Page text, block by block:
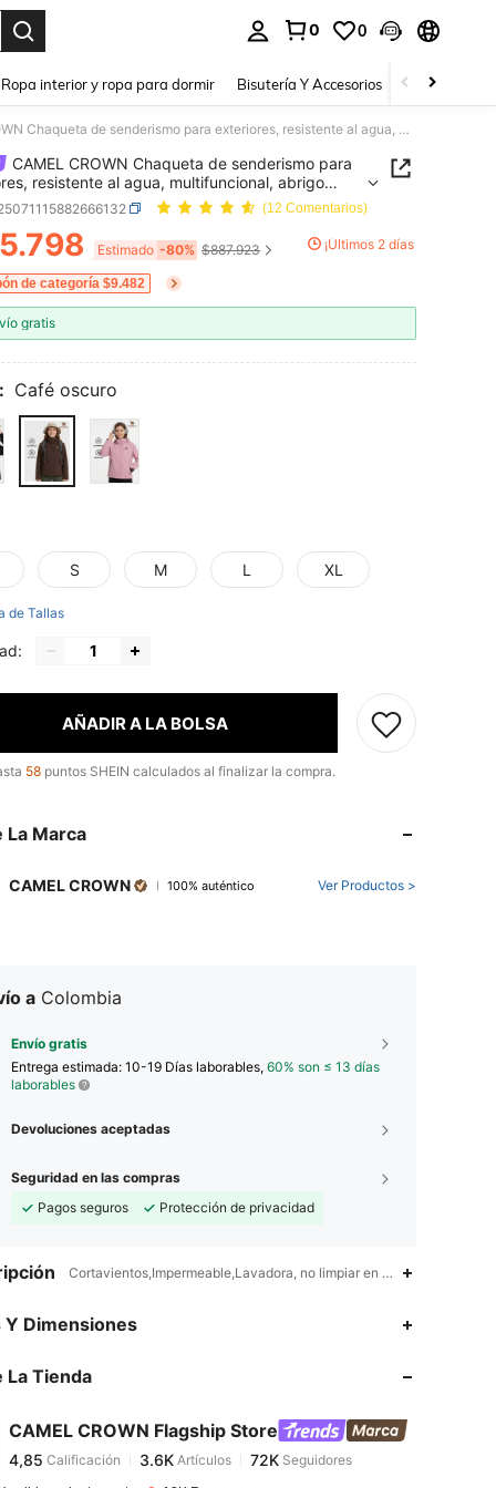
0 0
Ropa interior y ropa para dormir Bisutería Y Accesorios Zapatos
CAMEL CROWN Chaqueta de senderismo para exteriores, resistente al agua, multifuncional, abrigo casual para trabajo, otoño/invierno
CAMEL CROWN Chaqueta de senderismo para
resistente al agua, multifuncional, abrigo
trabajo, otoño/invierno
(12 Comentarios)
AND AVAILABILITY
Estimado -80% $887.923 ¡Últimos 2 días
de categoría $9.482
gratis
Café oscuro
S M L XL
de Tallas
AÑADIR A LA BOLSA
58 puntos SHEIN calculados al finalizar la compra.
La Marca
CAMEL CROWN 100% auténtico Ver Productos >
a Colombia
Envío gratis
Entrega estimada: 10-19 Días laborables, 60% son ≤ 13 días
laborables
Devoluciones aceptadas
Seguridad en las compras
Pagos seguros
Protección de privacidad
Cortavientos,Impermeable,Lavadora, no limpiar en seco,capucha
Y Dimensiones
La Tienda
CAMEL CROWN Flagship Store
4,85
4,85
Artículos 72KSeguidores
l***9pagó Hace 1 día